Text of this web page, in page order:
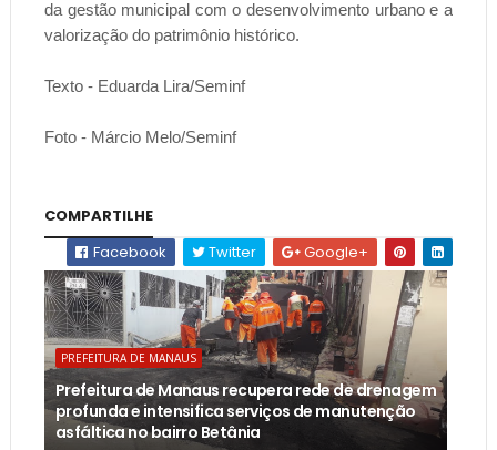
da gestão municipal com o desenvolvimento urbano e a
valorização do patrimônio histórico.
Texto - Eduarda Lira/Seminf
Foto - Márcio Melo/Seminf
COMPARTILHE
Facebook
Twitter Google+
PREFEITURA DE MANAUS
Prefeitura de Manaus recupera rede de drenagem
profunda e intensifica serviços de manutenção
asfáltica no bairro Betânia